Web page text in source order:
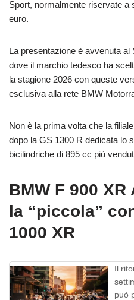
Sport, normalmente riservate a
euro.
La presentazione è avvenuta al
dove il marchio tedesco ha
la stagione 2026 con queste
esclusiva alla rete BMW
Non è la prima volta che la
dopo la GS 1300 R dedicata lo
bicilindriche di 895 cc più
BMW F 900
la “piccola”
1000 XR
Il
può